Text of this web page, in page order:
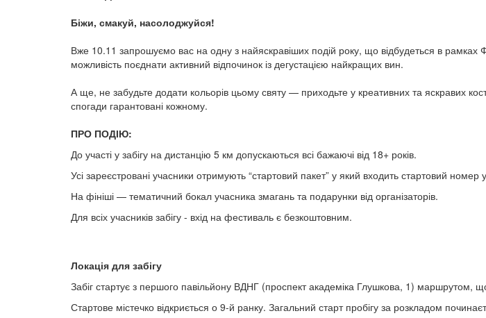
Біжи, смакуй, насолоджуйся!
Вже 10.11 запрошуємо вас на одну з найяскравіших подій року, що відбудеться в
можливість поєднати активний відпочинок із дегустацією найкращих вин.
А ще, не забудьте додати кольорів цьому святу — приходьте у креативних та яскравих
спогади гарантовані кожному.
ПРО ПОДІЮ:
До участі у забігу на дистанцію 5 км допускаються всі бажаючі від 18+ років.
Усі зареєстровані учасники отримують “стартовий пакет” у який входить стартовий
На фініші — тематичний бокал учасника змагань та подарунки від організаторів.
Для всіх учасників забігу - вхід на фестиваль є безкоштовним.
Локація для забігу
Забіг стартує з першого павільйону ВДНГ (проспект академіка Глушкова, 1) маршрутом,
Стартове містечко відкриється о 9-й ранку. Загальний старт пробігу за розкладом